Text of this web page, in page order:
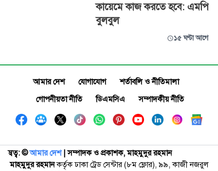
কায়েমে কাজ করতে হবে: এমপি
বুলবুল
১৫ ঘণ্টা আগে
আমার দেশ যোগাযোগ
শর্তাবলি ও নীতিমালা
গোপনীয়তা নীতি
ডিএমসিএ সম্পাদকীয় নীতি
স্বত্ব: ©️আমার দেশ| সম্পাদক ও প্রকাশক, মাহমুদুর রহমান
মাহমুদুর রহমানকর্তৃক ঢাকা ট্রেড সেন্টার (৮ম ফ্লোর), ৯৯, কাজী নজরুল